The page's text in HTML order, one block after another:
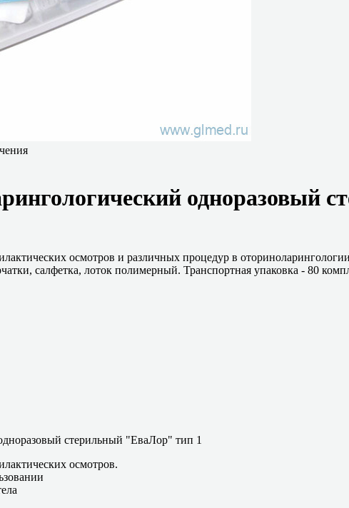
одноразовый
осмотров и различных процедур в
салфетка, лоток полимерный. Транспортная упаковка - 80
стерильный "ЕваЛор" тип 1
осмотров.